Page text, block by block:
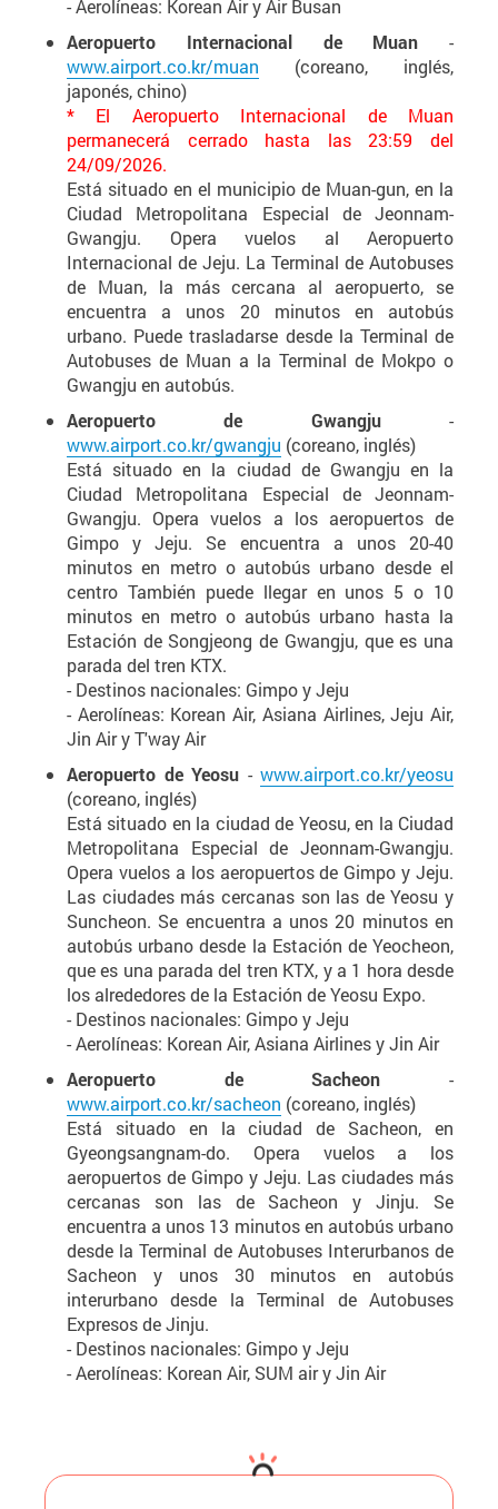
- Aerolíneas: Korean Air y Air Busan
Aeropuerto Internacional de Muan -
www.airport.co.kr/muan (coreano, inglés,
japonés, chino)
* El Aeropuerto Internacional de Muan
permanecerá cerrado hasta las 23:59 del
24/09/2026.
Está situado en el municipio de Muan-gun, en la
Ciudad Metropolitana Especial de Jeonnam-
Gwangju. Opera vuelos al Aeropuerto
Internacional de Jeju. La Terminal de Autobuses
de Muan, la más cercana al aeropuerto, se
encuentra a unos 20 minutos en autobús
urbano. Puede trasladarse desde la Terminal de
Autobuses de Muan a la Terminal de Mokpo o
Gwangju en autobús.
Aeropuerto de Gwangju-
www.airport.co.kr/gwangju (coreano, inglés)
Está situado en la ciudad de Gwangju en la
Ciudad Metropolitana Especial de Jeonnam-
Gwangju. Opera vuelos a los aeropuertos de
Gimpo y Jeju. Se encuentra a unos 20-40
minutos en metro o autobús urbano desde el
centro También puede llegar en unos 5 o 10
minutos en metro o autobús urbano hasta la
Estación de Songjeong de Gwangju, que es una
parada del tren KTX.
- Destinos nacionales: Gimpo y Jeju
- Aerolíneas: Korean Air, Asiana Airlines, Jeju Air,
Jin Air y T'way Air
Aeropuerto de Yeosu - www.airport.co.kr/yeosu
(coreano, inglés)
Está situado en la ciudad de Yeosu, en la Ciudad
Metropolitana Especial de Jeonnam-Gwangju.
Opera vuelos a los aeropuertos de Gimpo y Jeju.
Las ciudades más cercanas son las de Yeosu y
Suncheon. Se encuentra a unos 20 minutos en
autobús urbano desde la Estación de Yeocheon,
que es una parada del tren KTX, y a 1 hora desde
los alrededores de la Estación de Yeosu Expo.
- Destinos nacionales: Gimpo y Jeju
- Aerolíneas: Korean Air, Asiana Airlines y Jin Air
Aeropuerto de Sacheon -
www.airport.co.kr/sacheon (coreano, inglés)
Está situado en la ciudad de Sacheon, en
Gyeongsangnam-do. Opera vuelos a los
aeropuertos de Gimpo y Jeju. Las ciudades más
cercanas son las de Sacheon y Jinju. Se
encuentra a unos 13 minutos en autobús urbano
desde la Terminal de Autobuses Interurbanos de
Sacheon y unos 30 minutos en autobús
interurbano desde la Terminal de Autobuses
Expresos de Jinju.
- Destinos nacionales: Gimpo y Jeju
- Aerolíneas: Korean Air, SUM air y Jin Air